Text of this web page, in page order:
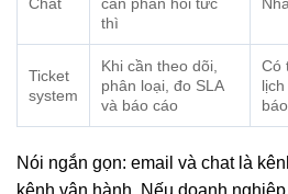
Chat
cần phản hồi tức
thì
Ticket
system
Khi cần theo dõi,
phân loại, đo SLA
và báo cáo
Có
Nói ngắn gọn: email và chat là